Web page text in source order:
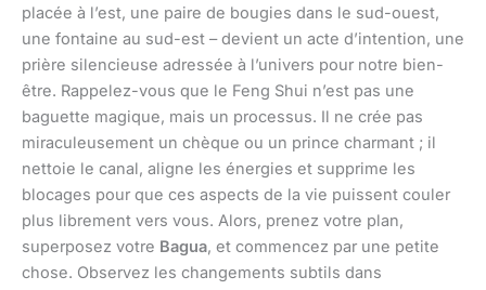
placée à l’est, une paire de bougies dans le sud-ouest,
une fontaine au sud-est – devient un acte d’intention, une
prière silencieuse adressée à l’univers pour notre bien-
être. Rappelez-vous que le Feng Shui n’est pas une
baguette magique, mais un processus. Il ne crée pas
miraculeusement un chèque ou un prince charmant ; il
nettoie le canal, aligne les énergies et supprime les
blocages pour que ces aspects de la vie puissent couler
plus librement vers vous. Alors, prenez votre plan,
superposez votre Bagua, et commencez par une petite
chose. Observez les changements subtils dans